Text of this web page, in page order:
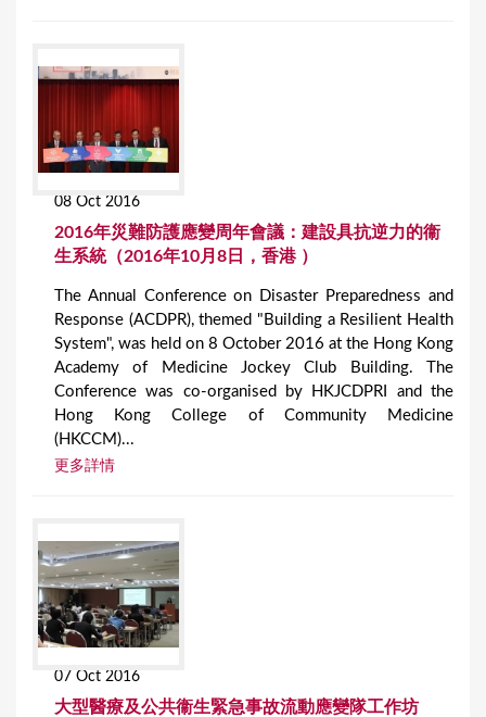
08 Oct 2016
2016年災難防護應變周年會議：建設具抗逆力的衞
生系統（2016年10月8日，香港 ）
The Annual Conference on Disaster Preparedness and
Response (ACDPR), themed "Building a Resilient Health
System", was held on 8 October 2016 at the Hong Kong
Academy of Medicine Jockey Club Building. The
Conference was co-organised by HKJCDPRI and the
Hong Kong College of Community Medicine
(HKCCM)...
更多詳情
07 Oct 2016
大型醫療及公共衞生緊急事故流動應變隊工作坊